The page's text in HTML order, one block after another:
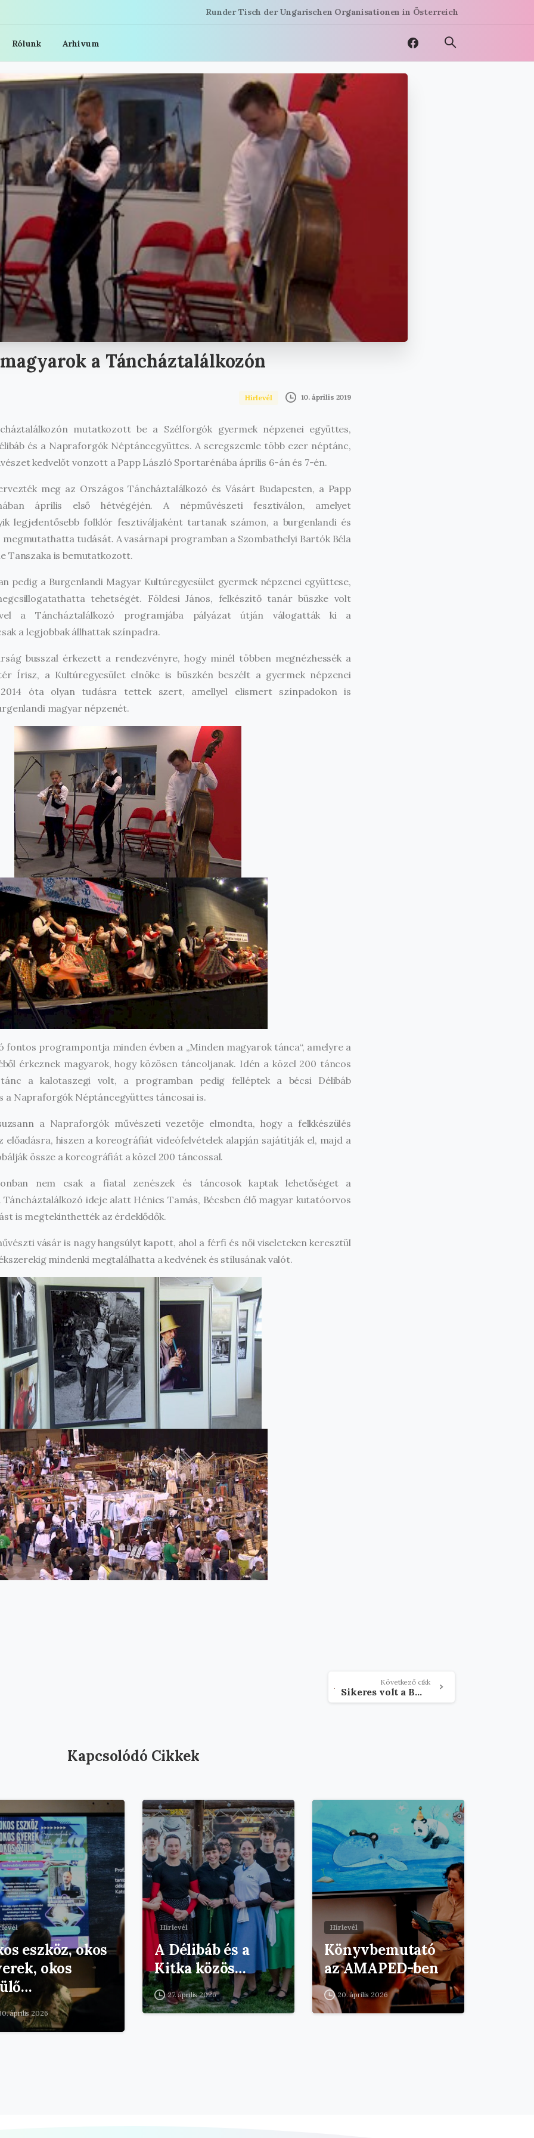
Runder Tisch der Ungarischen Organisationen in Österreich
Rólunk Arhivum
magyarok a Táncháztalálkozón
Hírlevél 10. április 2019
mutatkozott be a Szélforgók gyermek népzenei együttes,
és a Napraforgók Néptáncegyüttes. A seregszemle több ezer néptánc,
kedvelőt vonzott a Papp László Sportarénába április 6-án és 7-én.
meg az Országos Táncháztalálkozó és Vásárt Budapesten, a Papp
április első hétvégéjén. A népművészeti fesztiválon, amelyet
legjelentősebb folklór fesztiváljaként tartanak számon, a burgenlandi és
megmutathatta tudását. A vasárnapi programban a Szombathelyi Bartók Béla
Tanszaka is bemutatkozott.
pedig a Burgenlandi Magyar Kultúregyesület gyermek népzenei együttese,
tehetségét. Földesi János, felkészítő tanár büszke volt
a Táncháztalálkozó programjába pályázat útján válogatták ki a
a legjobbak állhattak színpadra.
busszal érkezett a rendezvényre, hogy minél többen megnézhessék a
Írisz, a Kultúregyesület elnöke is büszkén beszélt a gyermek népzenei
óta olyan tudásra tettek szert, amellyel elismert színpadokon is
magyar népzenét.
fontos programpontja minden évben a „Minden magyarok tánca“, amelyre a
érkeznek magyarok, hogy közösen táncoljanak. Idén a közel 200 táncos
a kalotaszegi volt, a programban pedig felléptek a bécsi Délibáb
a Napraforgók Néptáncegyüttes táncosai is.
a Napraforgók művészeti vezetője elmondta, hogy a felkkészülés
előadásra, hiszen a koreográfiát videófelvételek alapján sajátítják el, majd a
össze a koreográfiát a közel 200 táncossal.
nem csak a fiatal zenészek és táncosok kaptak lehetőséget a
ideje alatt Hénics Tamás, Bécsben élő magyar kutatóorvos
is megtekinthették az érdeklődők.
vásár is nagy hangsúlyt kapott, ahol a férfi és női viseleteken keresztül
mindenki megtalálhatta a kedvének és stílusának valót.
Következő cikk
Sikeres volt a BMKE népzenei tábora
Kapcsolódó Cikkek
eszköz, okos
okos
április 2026
Hírlevél
A Délibáb és a
Kitka közös…
27. április 2026
Hírlevél
Könyvbemutató
az AMAPED-ben
20. április 2026